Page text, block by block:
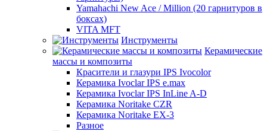
Yamahachi New Ace / Million (20 гарнитуров в
боксах)
VITA MFT
Инструменты
Керамические
массы и композиты
Красители и глазури IPS Ivocolor
Керамика Ivoclar IPS e.max
Керамика Ivoclar IPS InLine A-D
Керамика Noritake CZR
Керамика Noritake EX-3
Разное